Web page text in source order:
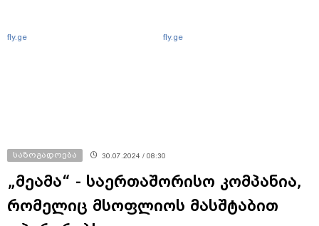
fly.ge fly.ge
საზოგადოება 30.07.2024 / 08:30
„მეამა“ - საერთაშორისო კომპანია,
რომელიც მსოფლიოს მასშტაბით